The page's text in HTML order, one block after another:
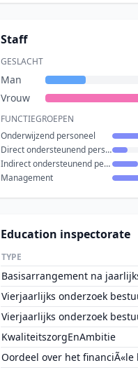
Staff
GESLACHT
Man
Vrouw
FUNCTIEGROEPEN
Onderwijzend personeel
Direct ondersteunend personeel
Indirect ondersteunend personeel
Management
Education inspectorate
TYPE
Basisarrangement na
Vierjaarlijks onderzoek
Vierjaarlijks onderzoek
KwaliteitszorgEnAmbitie
Oordeel over het financiÃ«le